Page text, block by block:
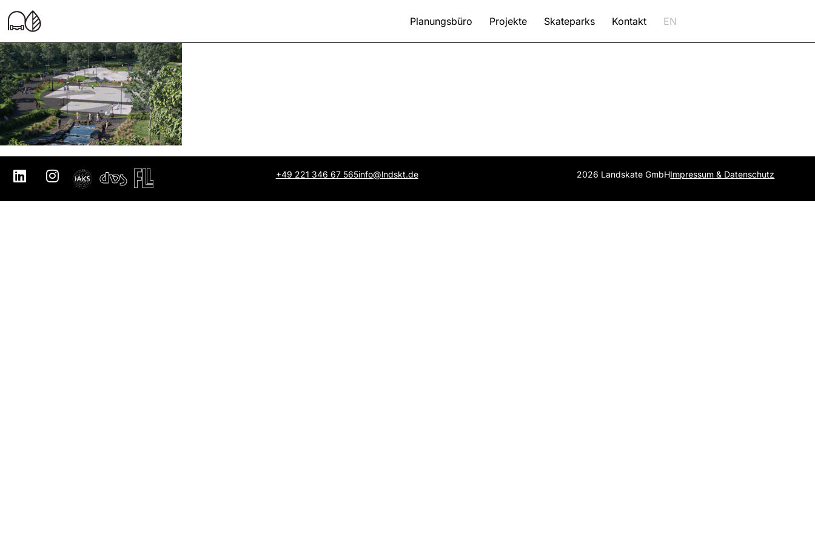
Planungsbüro Projekte Skateparks Kontakt EN
+49 221 346 67 565info@lndskt.de 2026 Landskate GmbHImpressum & Datenschutz